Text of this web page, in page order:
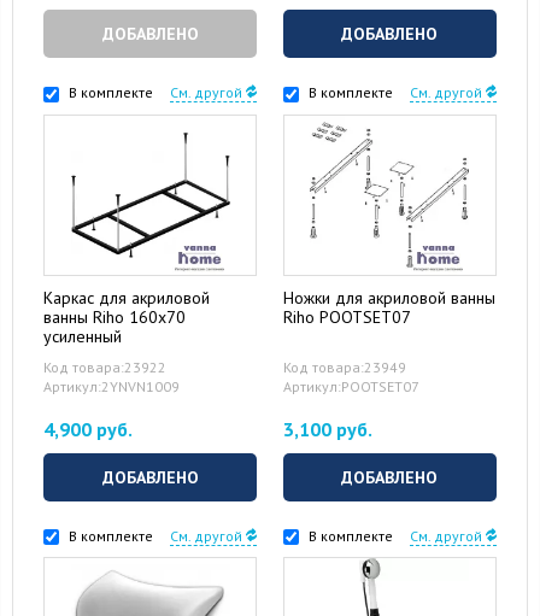
ДОБАВЛЕНО ДОБАВЛЕНО
В комплекте См. другой
Каркас для акриловой
ванны Riho 160x70
усиленный
Код товара:23922
Артикул:2YNVN1009
4,900 руб.
ДОБАВЛЕНО
В комплекте См. другой
Ножки для акриловой ванны
Riho POOTSET07
Код товара:23949
Артикул:POOTSET07
3,100 руб.
ДОБАВЛЕНО
В комплекте См. другой В комплекте См. другой